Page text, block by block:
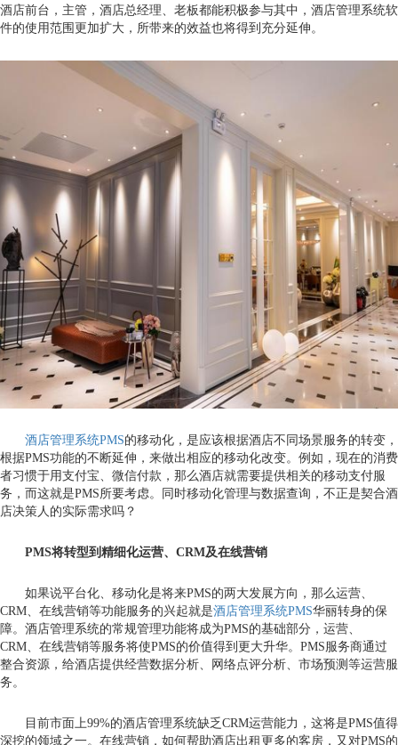
酒店前台，主管，酒店总经理、老板都能积极参与其中，酒店管理系统软
件的使用范围更加扩大，所带来的效益也将得到充分延伸。
酒店管理系统PMS的移动化，是应该根据酒店不同场景服务的转变，
根据PMS功能的不断延伸，来做出相应的移动化改变。例如，现在的消费
者习惯于用支付宝、微信付款，那么酒店就需要提供相关的移动支付服
务，而这就是PMS所要考虑。同时移动化管理与数据查询，不正是契合酒
店决策人的实际需求吗？
PMS将转型到精细化运营、CRM及在线营销
如果说平台化、移动化是将来PMS的两大发展方向，那么运营、
CRM、在线营销等功能服务的兴起就是酒店管理系统PMS华丽转身的保
障。酒店管理系统的常规管理功能将成为PMS的基础部分，运营、
CRM、在线营销等服务将使PMS的价值得到更大升华。PMS服务商通过
整合资源，给酒店提供经营数据分析、网络点评分析、市场预测等运营服
务。
目前市面上99%的酒店管理系统缺乏CRM运营能力，这将是PMS值得
深挖的领域之一。在线营销，如何帮助酒店出租更多的客房，又对PMS的